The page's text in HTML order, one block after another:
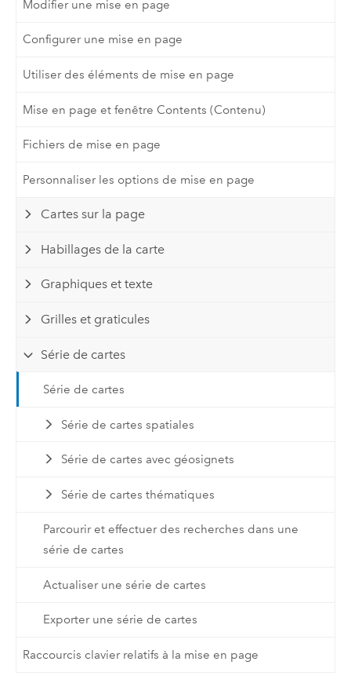
Modifier une mise en page
Configurer une mise en page
Utiliser des éléments de mise en page
Mise en page et fenêtre Contents (Contenu)
Fichiers de mise en page
Personnaliser les options de mise en page
Cartes sur la page
Habillages de la carte
Graphiques et texte
Grilles et graticules
Série de cartes
Série de cartes
Série de cartes spatiales
Série de cartes avec géosignets
Série de cartes thématiques
Parcourir et effectuer des recherches dans une
série de cartes
Actualiser une série de cartes
Exporter une série de cartes
Raccourcis clavier relatifs à la mise en page